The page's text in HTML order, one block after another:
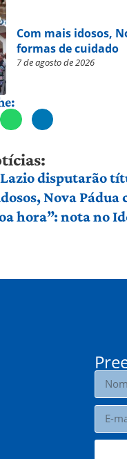
Com mais idosos,
formas de cuidado
7 de agosto de 2026
disputarão
Nova
hora”: nota no